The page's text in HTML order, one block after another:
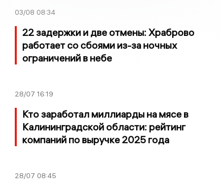
03/08 08:34
22 задержки и две отмены: Храброво
работает со сбоями из-за ночных
ограничений в небе
28/07 16:19
Кто заработал миллиарды на мясе в
Калининградской области: рейтинг
компаний по выручке 2025 года
28/07 08:45